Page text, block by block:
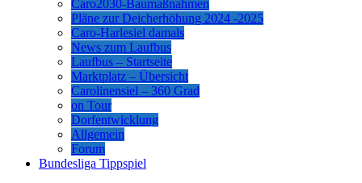
Caro2030-Baumaßnahmen
Pläne zur Deicherhöhung 2024 -2025
Caro-Harlesiel damals
News zum Laufbus
Laufbus – Startseite
Marktplatz – Übersicht
Carolinensiel – 360 Grad
on Tour
Dorfentwicklung
Allgemein
Forum
Bundesliga Tippspiel